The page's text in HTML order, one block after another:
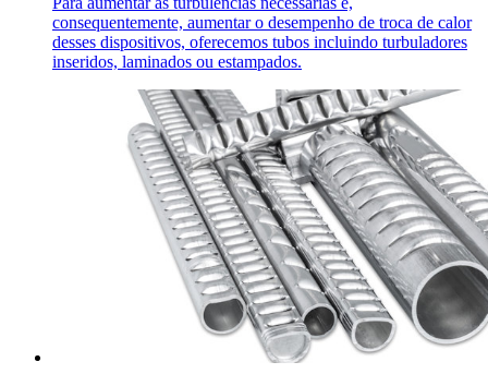
consequentemente, aumentar o desempenho de troca de calor
desses dispositivos, oferecemos tubos incluindo turbuladores
inseridos, laminados ou estampados.